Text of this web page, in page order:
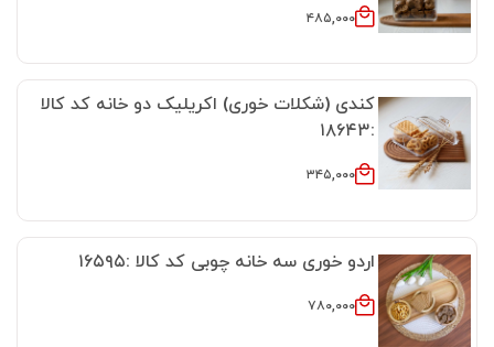
۴۸۵,۰۰۰
کندی (شکلات خوری) اکریلیک دو خانه کد کالا
:۱۸۶۴۳
۳۴۵,۰۰۰
اردو خوری سه خانه چوبی کد کالا :۱۶۵۹۵
۷۸۰,۰۰۰